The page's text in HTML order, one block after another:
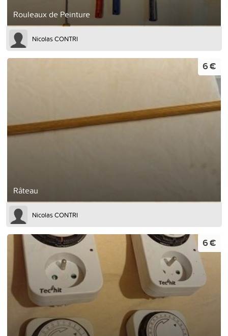
Rouleaux de Peinture
Nicolas CONTRI
Râteau
6 €
Nicolas CONTRI
6 €